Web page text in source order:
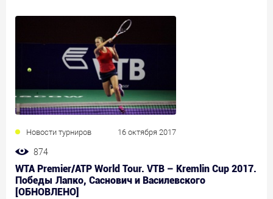
Новости турниров 16 октября 2017
874
WTA Premier/ATP World Tour. VTB – Kremlin Cup 2017.
Победы Лапко, Саснович и Василевского
[ОБНОВЛЕНО]